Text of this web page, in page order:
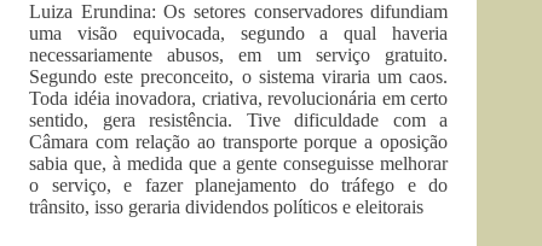
Luiza Erundina: Os setores conservadores difundiam
uma visão equivocada, segundo a qual haveria
necessariamente abusos, em um serviço gratuito.
Segundo este preconceito, o sistema viraria um caos.
Toda idéia inovadora, criativa, revolucionária em certo
sentido, gera resistência. Tive dificuldade com a
Câmara com relação ao transporte porque a oposição
sabia que, à medida que a gente conseguisse melhorar
o serviço, e fazer planejamento do tráfego e do
trânsito, isso geraria dividendos políticos e eleitorais